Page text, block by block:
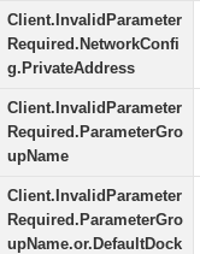
Client.InvalidParameter
Required.NetworkConfi
g.PrivateAddress
Client.InvalidParameter
Required.ParameterGro
upName
Client.InvalidParameter
Required.ParameterGro
upName.or.DefaultDock